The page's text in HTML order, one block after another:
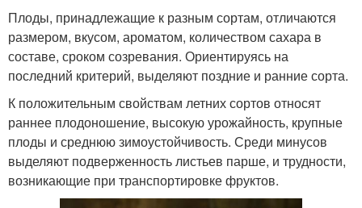
Плоды, принадлежащие к разным сортам, отличаются
размером, вкусом, ароматом, количеством сахара в
составе, сроком созревания. Ориентируясь на
последний критерий, выделяют поздние и ранние сорта.
К положительным свойствам летних сортов относят
раннее плодоношение, высокую урожайность, крупные
плоды и среднюю зимоустойчивость. Среди минусов
выделяют подверженность листьев парше, и трудности,
возникающие при транспортировке фруктов.